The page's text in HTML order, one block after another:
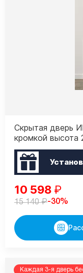
Скрытая дверь
кромкой высота
10 598 ₽
15 140₽-30%
Каждая 3-я дверь